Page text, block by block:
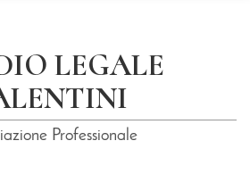
LEGALE
Professionale